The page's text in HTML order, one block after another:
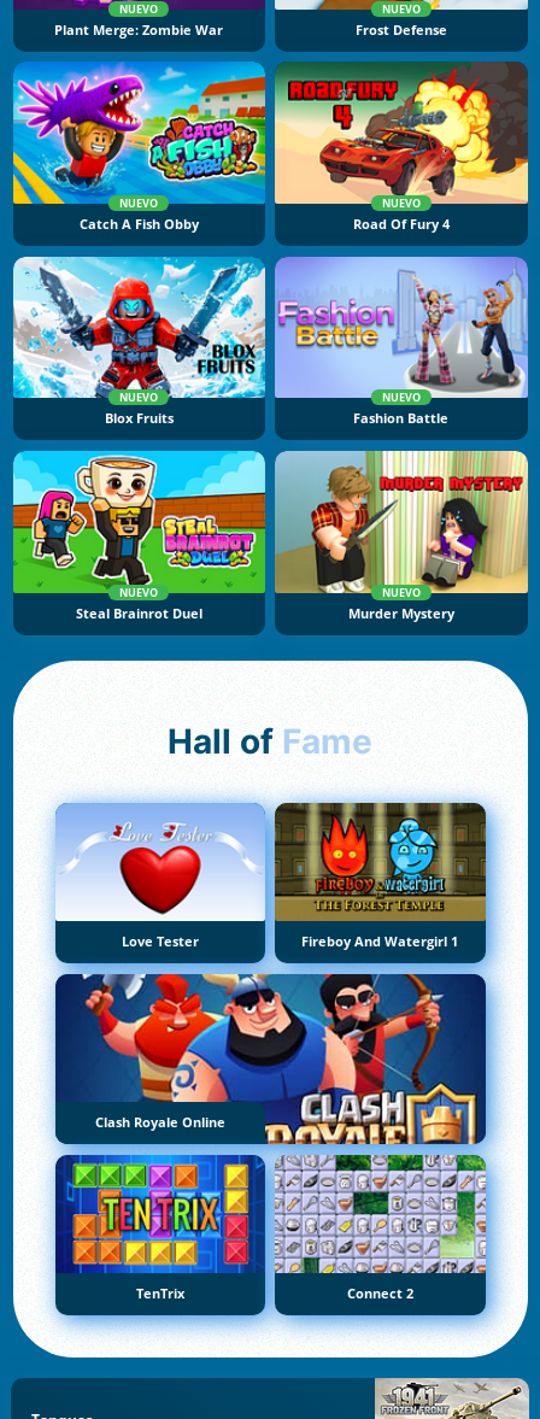
NUEVO
Plant Merge: Zombie War
NUEVO
Frost Defense
NUEVO
Catch A Fish Obby
NUEVO
Road Of Fury 4
NUEVO
Blox Fruits
NUEVO
Fashion Battle
NUEVO
Steal Brainrot Duel
NUEVO
Murder Mystery
Hall of Fame
Love Tester Fireboy And Watergirl 1
Clash Royale Online
TenTrix Connect 2